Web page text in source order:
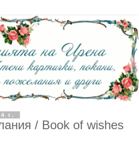
г.
/ Book of wishes